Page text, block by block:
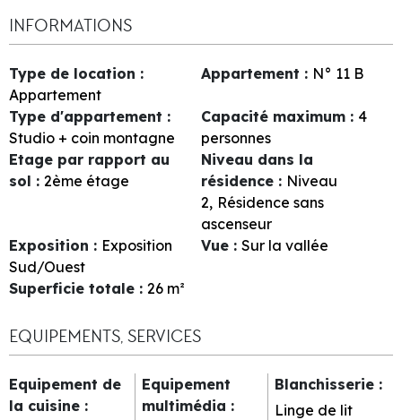
INFORMATIONS
Type de location :
Appartement
Appartement : N° 11 B
Type d'appartement :
Studio + coin montagne
Capacité maximum : 4
personnes
Etage par rapport au
sol : 2ème étage
Niveau dans la
résidence : Niveau
2 Résidence sans
ascenseur
Exposition : Exposition
Sud/Ouest
Vue : Sur la vallée
Superficie totale : 26 m²
EQUIPEMENTS, SERVICES
Equipement de
la cuisine :
Equipement
multimédia :
Blanchisserie :
Linge de lit